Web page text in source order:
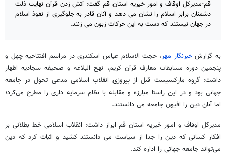
قم-مدیرکل اوقاف و امور خیریه استان قم گفت: آتش زدن قرآن نهایت ذلت
دشمنان برابر اسلام را نشان می دهد و آنان قادر به جلوگیری از نفوذ اسلام
در جهان نیستند که دست به این حرکات زبون می زنند.
به گزارشخبرنگار مهر، حجت الاسلام عباس اسکندری در مراسم افتتاحیه چهل و
پنجمین دوره مسابقات معارف قرآن کریم، نهج البلاغه و صحیفه سجادیه اظهار
داشت: گروه مارکسیست قبل از پیروزی انقلاب اسلامی مدعی تحول در جامعه
جهانی بود و در این راستا مبارزه و مقابله با نظام سرمایه داری را مطرح می‌کرد؛
اما آنان دین را افیون جامعه می دانستند.
مدیرکل اوقاف و امور خیریه استان قم ابراز داشت: انقلاب اسلامی خط بطلانی بر
افکار کسانی که دین را جدا از سیاست می دانستند کشید و اثبات کرد که دین
می‌تواند جامعه جهانی را اداره کند.